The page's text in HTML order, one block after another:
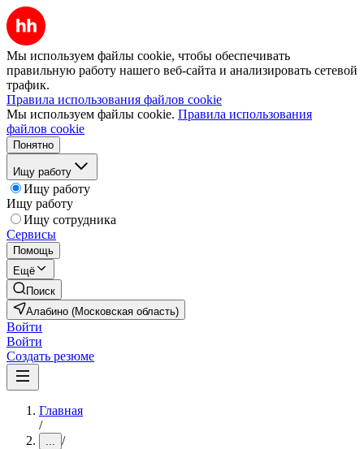
Мы используем файлы cookie, чтобы обеспечивать
правильную работу нашего веб-сайта и анализировать сетевой
трафик.
Правила использования файлов cookie
Мы используем файлы cookie. Правила использования
файлов cookie
Понятно
Ищу работу
Ищу работу
Ищу работу
Ищу сотрудника
Сервисы
Помощь
Ещё
Поиск
Алабино (Московская область)
Войти
Войти
Создать резюме
Главная
/
... /